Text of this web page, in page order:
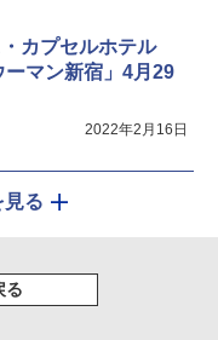
カプセルホテル
ーマン新宿」4月29
2022年2月16日
見る
る